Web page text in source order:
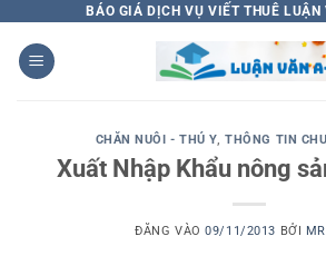
qua
nội
BÁO GIÁ DỊCH VỤ VIẾT THUÊ LUẬN
CHĂN NUÔI - THÚ Y,THÔNG TIN
Xuất Nhập Khẩu nông
ĐĂNG VÀO09/11/2013 BỞI